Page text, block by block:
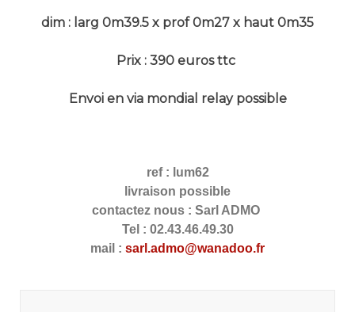
dim : larg 0m39.5 x prof 0m27 x haut 0m35
Prix : 390 euros ttc
Envoi en via mondial relay possible
ref : lum62
livraison possible
contactez nous : Sarl ADMO
Tel : 02.43.46.49.30
mail : sarl.admo@wanadoo.fr